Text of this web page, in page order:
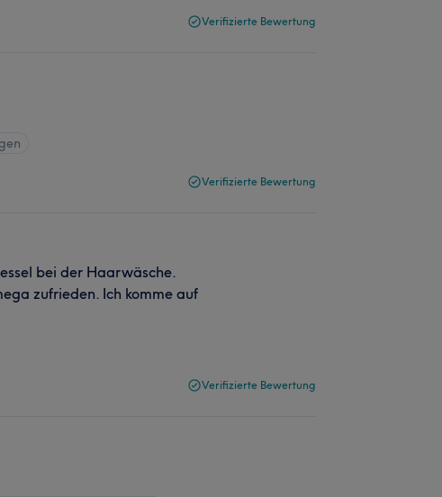
Verifizierte Bewertung
Verifizierte Bewertung
bei der Haarwäsche.
zufrieden. Ich komme auf
Verifizierte Bewertung